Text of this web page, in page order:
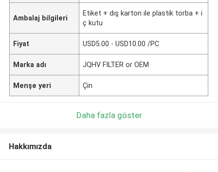
Ambalaj bilgileri
Etiket + dış karton ile plastik torba + i
ç kutu
Fiyat USD5.00 - USD10.00 /PC
Marka adı JQHV FILTER or OEM
Menşe yeri Çin
Daha fazla göster
Hakkımızda